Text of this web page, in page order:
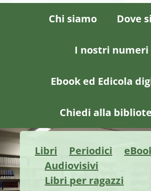
Chi siamo Dove
I nostri numeri
Ebook ed Edicola
Chiedi alla
Libri Periodici
Audiovisivi
Libri per ragazzi